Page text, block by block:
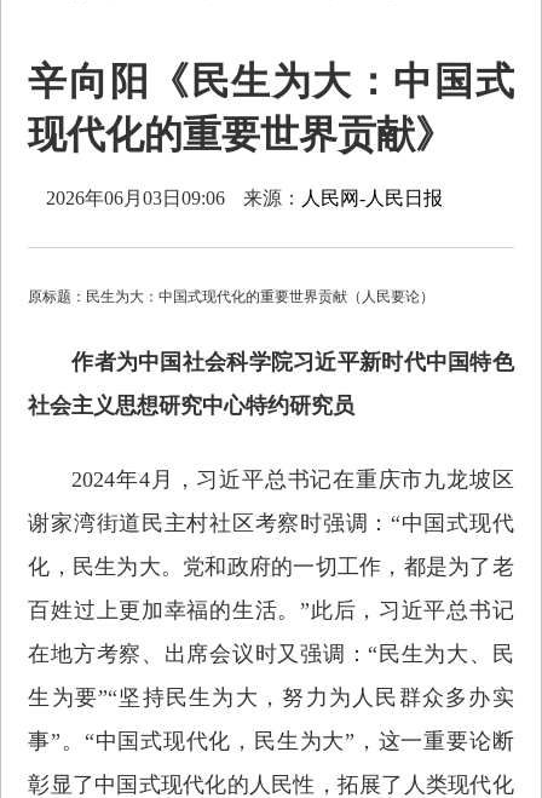
辛向阳《民生为大：中国式
现代化的重要世界贡献》
2026年06月03日09:06 来源： 人民网-人民日报
原标题：民生为大：中国式现代化的重要世界贡献（人民要论）
作者为中国社会科学院习近平新时代中国特色
社会主义思想研究中心特约研究员
2024年4月，习近平总书记在重庆市九龙坡区
谢家湾街道民主村社区考察时强调：“中国式现代
化，民生为大。党和政府的一切工作，都是为了老
百姓过上更加幸福的生活。”此后，习近平总书记
在地方考察、出席会议时又强调：“民生为大、民
生为要”“坚持民生为大，努力为人民群众多办实
事”。“中国式现代化，民生为大”，这一重要论断
彰显了中国式现代化的人民性，拓展了人类现代化